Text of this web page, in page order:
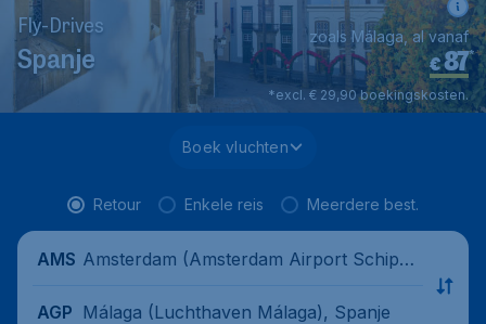
Fly-Drives
Spanje €87*
zoals Málaga, al vanaf
*excl. € 29,90 boekingskosten.
Boek vluchten
Retour Enkele reis Meerdere best.
AMS Amsterdam (Amsterdam Airport Schipho
AGP Málaga (Luchthaven Málaga), Spanje